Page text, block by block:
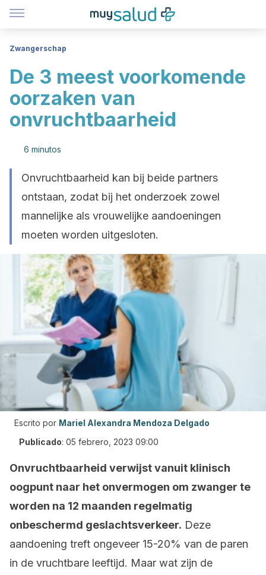
Zwangerschap
De 3 meest voorkomende
oorzaken van
onvruchtbaarheid
6 minutos
Onvruchtbaarheid kan bij beide partners
ontstaan, zodat bij het onderzoek zowel
mannelijke als vrouwelijke aandoeningen
moeten worden uitgesloten.
Escrito por Mariel Alexandra Mendoza Delgado
Publicado: 05 febrero, 2023 09:00
Onvruchtbaarheid verwijst vanuit klinisch
oogpunt naar het onvermogen om zwanger te
worden na 12 maanden regelmatig
onbeschermd geslachtsverkeer. Deze
aandoening treft ongeveer 15-20% van de paren
in de vruchtbare leeftijd. Maar wat zijn de